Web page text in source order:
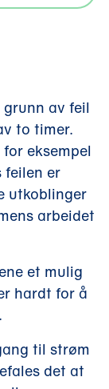
av feil
to timer.
eksempel
feilen er
utkoblinger
arbeidet
et mulig
hardt for å
til strøm
det at